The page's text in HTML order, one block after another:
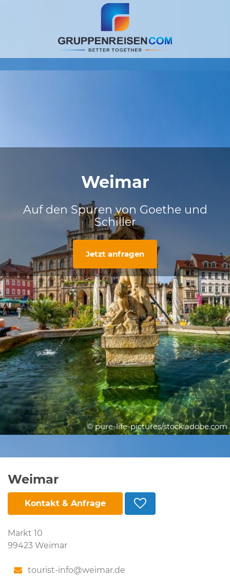
Weimar
Auf den Spuren von Goethe und
Schiller
Jetzt anfragen
© pure-life-pictures/stock.adobe.com
Weimar
Kontakt & Anfrage
Markt 10
99423 Weimar
tourist-info@weimar.de